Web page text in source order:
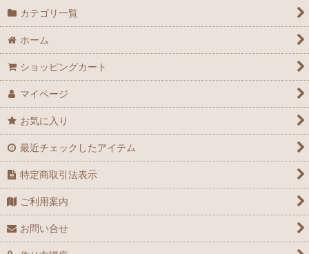
カテゴリ一覧
ホーム
ショッピングカート
マイページ
お気に入り
最近チェックしたアイテム
特定商取引法表示
ご利用案内
お問い合せ